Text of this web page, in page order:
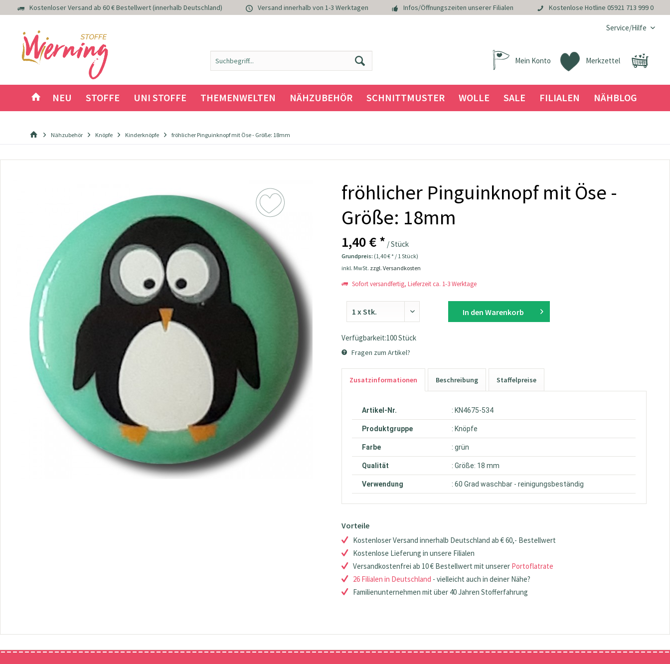
Kostenloser Versand ab 60 € Bestellwert (innerhalb Deutschland) Versand innerhalb von 1-3 Werktagen Infos/Öffnungszeiten unserer Filialen Kostenlose Hotline 05921 713 999 0
Service/Hilfe
Merkzettel
Mein Konto
NEU STOFFE UNI STOFFE THEMENWELTEN NÄHZUBEHÖR SCHNITTMUSTER WOLLE SALE FILIALEN NÄHBLOG
Nähzubehör Knöpfe Kinderknöpfe fröhlicher Pinguinknopf mit Öse - Größe: 18mm
fröhlicher Pinguinknopf mit Öse -
Größe: 18mm
1,40 € * / Stück
Grundpreis: (1,40 € * / 1 Stück)
inkl. MwSt. zzgl. Versandkosten
Sofort versandfertig, Lieferzeit ca. 1-3 Werktage
In den Warenkorb
Verfügbarkeit:100 Stück
Fragen zum Artikel?
Zusatzinformationen Beschreibung Staffelpreise
Artikel-Nr. : KN4675-534
Produktgruppe : Knöpfe
Farbe : grün
Qualität : Größe: 18 mm
Verwendung : 60 Grad waschbar - reinigungsbeständig
Vorteile
Kostenloser Versand innerhalb Deutschland ab € 60,- Bestellwert
Kostenlose Lieferung in unsere Filialen
Versandkostenfrei ab 10 € Bestellwert mit unserer Portoflatrate
26 Filialen in Deutschland - vielleicht auch in deiner Nähe?
Familienunternehmen mit über 40 Jahren Stofferfahrung